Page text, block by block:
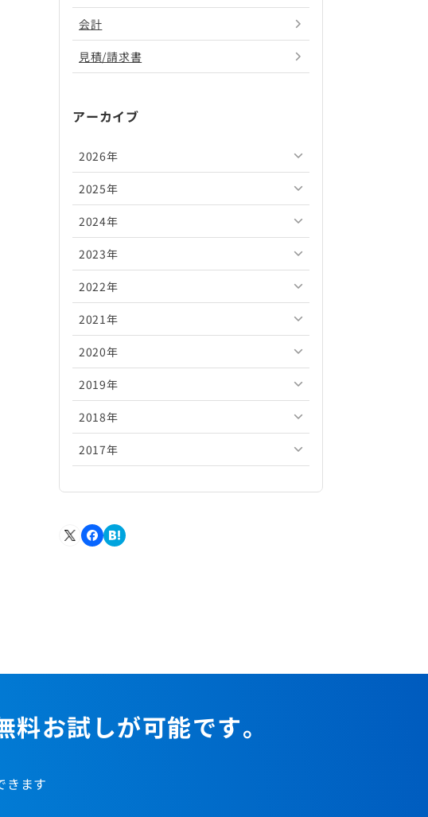
会計
見積/請求書
アーカイブ
2026年
2026年8月
2026年7月
2026年6月
2026年5月
2026年4月
2026年3月
2026年2月
2026年1月
2025年
2025年12月
2025年11月
2025年10月
2025年9月
2025年8月
2025年7月
2025年6月
2025年5月
2025年2月
2024年
2024年12月
2024年11月
2024年10月
2024年9月
2024年8月
2024年7月
2024年6月
2024年3月
2023年
2023年12月
2023年11月
2023年10月
2023年9月
2023年8月
2023年7月
2023年4月
2022年
2022年12月
2022年11月
2022年10月
2022年9月
2022年8月
2022年5月
2022年1月
2021年
2021年12月
2021年11月
2021年10月
2021年9月
2021年6月
2021年2月
2020年
2020年12月
2020年11月
2020年10月
2020年7月
2020年3月
2020年1月
2019年
2019年12月
2019年11月
2019年8月
2019年4月
2019年2月
2018年
2018年12月
2018年9月
2018年5月
2018年3月
2017年
2017年10月
2017年6月
2017年4月
お試しが可能です。
きます